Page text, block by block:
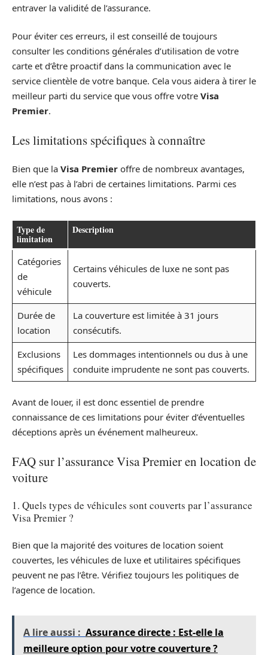
entraver la validité de l’assurance.
Pour éviter ces erreurs, il est conseillé de toujours
consulter les conditions générales d’utilisation de votre
carte et d’être proactif dans la communication avec le
service clientèle de votre banque. Cela vous aidera à tirer le
meilleur parti du service que vous offre votre Visa
Premier.
Les limitations spécifiques à connaître
Bien que la Visa Premier offre de nombreux avantages,
elle n’est pas à l’abri de certaines limitations. Parmi ces
limitations, nous avons :
Type de
limitation
Description
Catégories
de
véhicule
Certains véhicules de luxe ne sont pas
couverts.
Durée de
location
La couverture est limitée à 31 jours
consécutifs.
Exclusions
spécifiques
Les dommages intentionnels ou dus à une
conduite imprudente ne sont pas couverts.
Avant de louer, il est donc essentiel de prendre
connaissance de ces limitations pour éviter d’éventuelles
déceptions après un événement malheureux.
FAQ sur l’assurance Visa Premier en location de
voiture
1. Quels types de véhicules sont couverts par l’assurance
Visa Premier ?
Bien que la majorité des voitures de location soient
couvertes, les véhicules de luxe et utilitaires spécifiques
peuvent ne pas l’être. Vérifiez toujours les politiques de
l’agence de location.
A lire aussi : Assurance directe : Est-elle la
meilleure option pour votre couverture ?